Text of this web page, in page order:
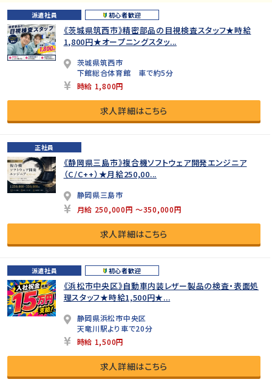
派遣社員 初心者歓迎
《茨城県筑西市》精密部品の目視検査スタッフ★時給
1,800円★オープニングスタッ...
茨城県筑西市
下館総合体育館 車で約5分
時給 1,800円
求人詳細はこちら
正社員
《静岡県三島市》複合機ソフトウェア開発エンジニア
（C/C++）★月給250,00...
静岡県三島市
月給 250,000円 ～350,000円
求人詳細はこちら
派遣社員 初心者歓迎
《浜松市中央区》自動車内装レザー製品の検査・表面処
理スタッフ★時給1,500円★...
静岡県浜松市中央区
天竜川駅より車で20分
時給 1,500円
求人詳細はこちら